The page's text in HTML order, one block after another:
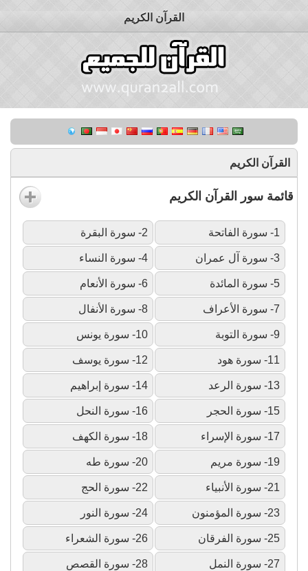
القرآن الكريم
القرآن الكريم
قائمة سور القرآن الكريم
1- سورة الفاتحة 2- سورة البقرة
3- سورة آل عمران 4- سورة النساء
5- سورة المائدة 6- سورة الأنعام
7- سورة الأعراف 8- سورة الأنفال
9- سورة التوبة 10- سورة يونس
11- سورة هود 12- سورة يوسف
13- سورة الرعد 14- سورة إبراهيم
15- سورة الحجر 16- سورة النحل
17- سورة الإسراء 18- سورة الكهف
19- سورة مريم 20- سورة طه
21- سورة الأنبياء 22- سورة الحج
23- سورة المؤمنون 24- سورة النور
25- سورة الفرقان 26- سورة الشعراء
27- سورة النمل 28- سورة القصص